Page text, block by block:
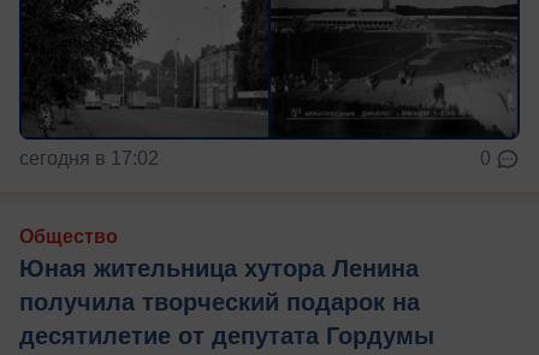
сегодня в 17:02 0
Общество
Юная жительница хутора Ленина
получила творческий подарок на
десятилетие от депутата Гордумы